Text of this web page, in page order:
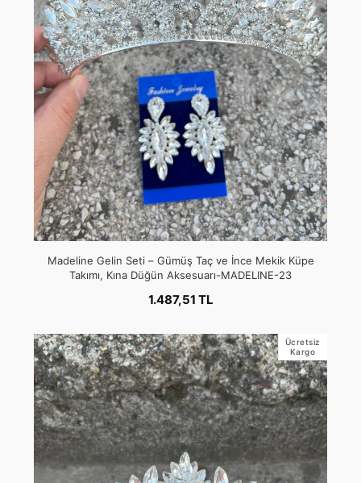
Madeline Gelin Seti – Gümüş Taç ve İnce Mekik Küpe
Takımı, Kına Düğün Aksesuarı-MADELINE-23
1.487,51 TL
Ücretsiz
Kargo